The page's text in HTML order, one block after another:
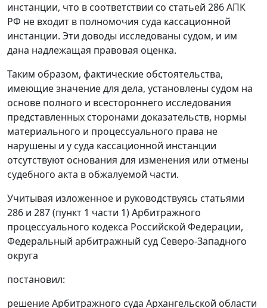
инстанции, что в соответствии со статьей 286АПК
РФ не входит в полномочия суда кассационной
инстанции. Эти доводы исследованы судом, и им
дана надлежащая правовая оценка.
Таким образом, фактические обстоятельства,
имеющие значение для дела, установлены судом на
основе полного и всестороннего исследования
представленных сторонами доказательств, нормы
материального и процессуального права не
нарушены и у суда кассационной инстанции
отсутствуют основания для изменения или отмены
судебного акта в обжалуемой части.
Учитывая изложенное и руководствуясь статьями
286 и 287 (пункт 1 части 1)Арбитражного
процессуального кодекса Российской Федерации,
Федеральный арбитражный суд Северо-Западного
округа
постановил:
решение Арбитражного суда Архангельской области